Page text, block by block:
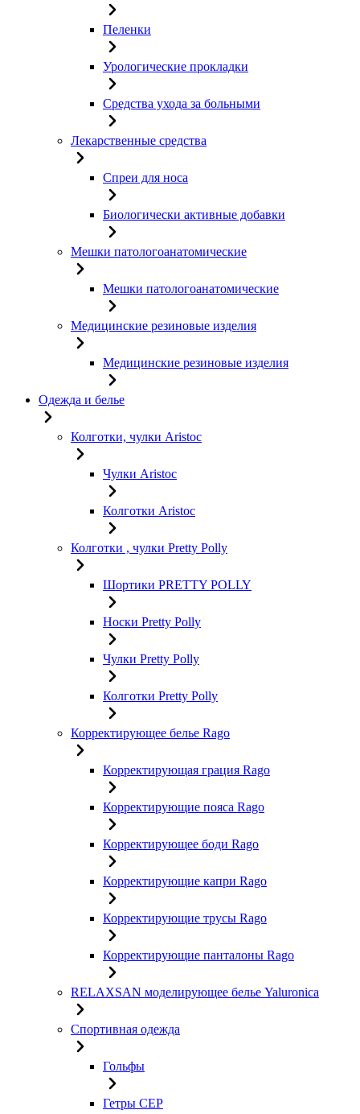
Пеленки
Урологические прокладки
Средства ухода за больными
Лекарственные средства
Спреи для носа
Биологически активные добавки
Мешки патологоанатомические
Мешки патологоанатомические
Медицинские резиновые изделия
Медицинские резиновые изделия
Одежда и белье
Колготки, чулки Aristoc
Чулки Aristoc
Колготки Aristoc
Колготки , чулки Pretty Polly
Шортики PRETTY POLLY
Носки Pretty Polly
Чулки Pretty Polly
Колготки Pretty Polly
Корректирующее белье Rago
Корректирующая грация Rago
Корректирующие пояса Rago
Корректирующее боди Rago
Корректирующие капри Rago
Корректирующие трусы Rago
Корректирующие панталоны Rago
RELAXSAN моделирующее белье Yaluroniсa
Спортивная одежда
Гольфы
Гетры CEP